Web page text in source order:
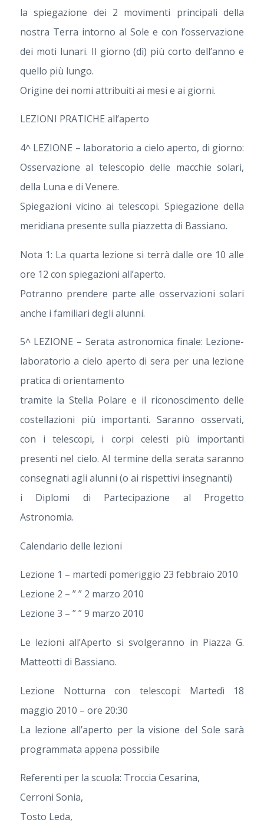
la spiegazione dei 2 movimenti principali della
nostra Terra intorno al Sole e con l’osservazione
dei moti lunari. Il giorno (dì) più corto dell’anno e
quello più lungo.
Origine dei nomi attribuiti ai mesi e ai giorni.
LEZIONI PRATICHE all’aperto
4^ LEZIONE – laboratorio a cielo aperto, di giorno:
Osservazione al telescopio delle macchie solari,
della Luna e di Venere.
Spiegazioni vicino ai telescopi. Spiegazione della
meridiana presente sulla piazzetta di Bassiano.
Nota 1: La quarta lezione si terrà dalle ore 10 alle
ore 12 con spiegazioni all’aperto.
Potranno prendere parte alle osservazioni solari
anche i familiari degli alunni.
5^ LEZIONE – Serata astronomica finale: Lezione-
laboratorio a cielo aperto di sera per una lezione
pratica di orientamento
tramite la Stella Polare e il riconoscimento delle
costellazioni più importanti. Saranno osservati,
con i telescopi, i corpi celesti più importanti
presenti nel cielo. Al termine della serata saranno
consegnati agli alunni (o ai rispettivi insegnanti)
i Diplomi di Partecipazione al Progetto
Astronomia.
Calendario delle lezioni
Lezione 1 – martedì pomeriggio 23 febbraio 2010
Lezione 2 – ” ” 2 marzo 2010
Lezione 3 – ” ” 9 marzo 2010
Le lezioni all’Aperto si svolgeranno in Piazza G.
Matteotti di Bassiano.
Lezione Notturna con telescopi: Martedì 18
maggio 2010 – ore 20:30
La lezione all’aperto per la visione del Sole sarà
programmata appena possibile
Referenti per la scuola: Troccia Cesarina,
Cerroni Sonia,
Tosto Leda,